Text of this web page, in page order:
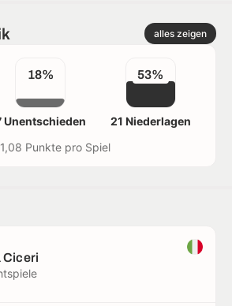
alles zeigen
18%
Unentschieden
53%
21 Niederlagen
1,08 Punkte pro Spiel
Ciceri